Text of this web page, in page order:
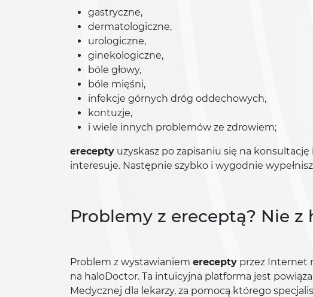
gastryczne,
dermatologiczne,
urologiczne,
ginekologiczne,
bóle głowy,
bóle mięśni,
infekcje górnych dróg oddechowych,
kontuzje,
i wiele innych problemów ze zdrowiem;
erecepty uzyskasz po zapisaniu się na
interesuje. Następnie szybko i wygodnie
Problemy z ereceptą? Nie z
Problem z wystawianiem erecepty przez Internet
na haloDoctor. Ta intuicyjna platforma jest
Medycznej dla lekarzy, za pomocą którego